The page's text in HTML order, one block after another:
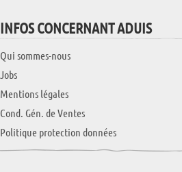
INFOS CONCERNANT ADUIS
Qui sommes-nous
Jobs
Mentions légales
Cond. Gén. de Ventes
Politique protection données